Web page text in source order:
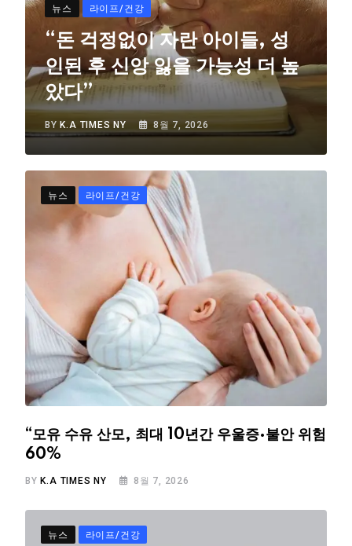
뉴스 라이프/건강
“돈 걱정없이 자란 아이들, 성
인된 후 신앙 잃을 가능성 더 높
았다”
BY K.A TIMES NY 8월 7, 2026
뉴스 라이프/건강
“모유 수유 산모, 최대 10년간 우울증·불안 위험
60%
BY K.A TIMES NY 8월 7, 2026
뉴스 라이프/건강